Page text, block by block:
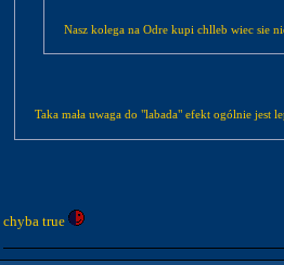
Nasz kolega na Odre kupi chlleb
Taka mała uwaga do "labada" efekt ogólnie jest
chyba true